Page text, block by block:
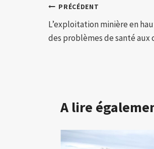
Navigation
de
PRÉCÉDENT
L’exploitation minière en
des problèmes de santé aux
A lire